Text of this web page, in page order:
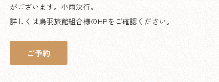
がございます。小雨決行。
詳しくは鳥羽旅館組合様のHPをご確認ください。
ご予約